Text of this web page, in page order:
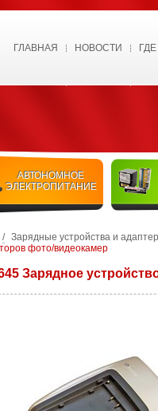
ГЛАВНАЯ НОВОСТИ
АВТОНОМНОЕ
ЭЛЕКТРОПИТАНИЕ
/ Зарядные устройства и
фото/видеокамер
Зарядное